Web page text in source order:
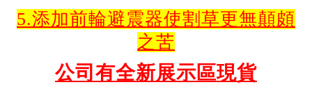
5.添加前輪避震器使割草更無顛頗
之苦
公司有全新展示區現貨